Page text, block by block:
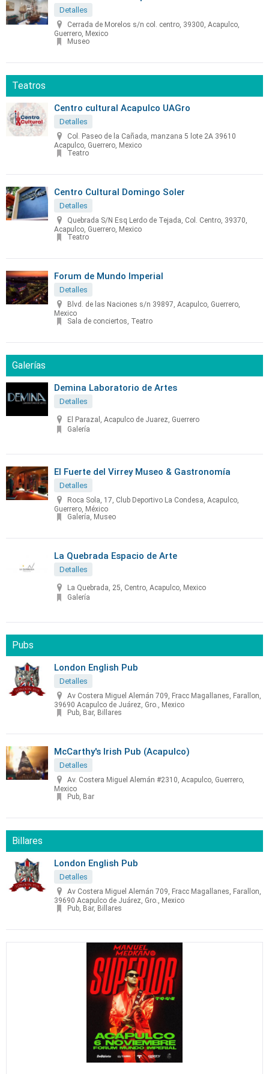
Detalles
Cerrada de Morelos s/n col. centro, 39300, Acapulco,
Guerrero, Mexico
Museo
Teatros
Centro cultural Acapulco UAGro
Detalles
Col. Paseo de la Cañada, manzana 5 lote 2A 39610
Acapulco, Guerrero, Mexico
Teatro
Centro Cultural Domingo Soler
Detalles
Quebrada S/N Esq Lerdo de Tejada, Col. Centro, 39370,
Acapulco, Guerrero, Mexico
Teatro
Forum de Mundo Imperial
Detalles
Blvd. de las Naciones s/n 39897, Acapulco, Guerrero,
Mexico
Sala de conciertos, Teatro
Galerías
Demina Laboratorio de Artes
Detalles
El Parazal, Acapulco de Juarez, Guerrero
Galería
El Fuerte del Virrey Museo & Gastronomía
Detalles
Roca Sola, 17, Club Deportivo La Condesa, Acapulco,
Guerrero, México
Galería, Museo
La Quebrada Espacio de Arte
Detalles
La Quebrada, 25, Centro, Acapulco, Mexico
Galería
Pubs
London English Pub
Detalles
Av Costera Miguel Alemán 709, Fracc Magallanes, Farallon,
39690 Acapulco de Juárez, Gro., Mexico
Pub, Bar, Billares
McCarthy's Irish Pub (Acapulco)
Detalles
Av. Costera Miguel Alemán #2310, Acapulco, Guerrero,
Mexico
Pub, Bar
Billares
London English Pub
Detalles
Av Costera Miguel Alemán 709, Fracc Magallanes, Farallon,
39690 Acapulco de Juárez, Gro., Mexico
Pub, Bar, Billares